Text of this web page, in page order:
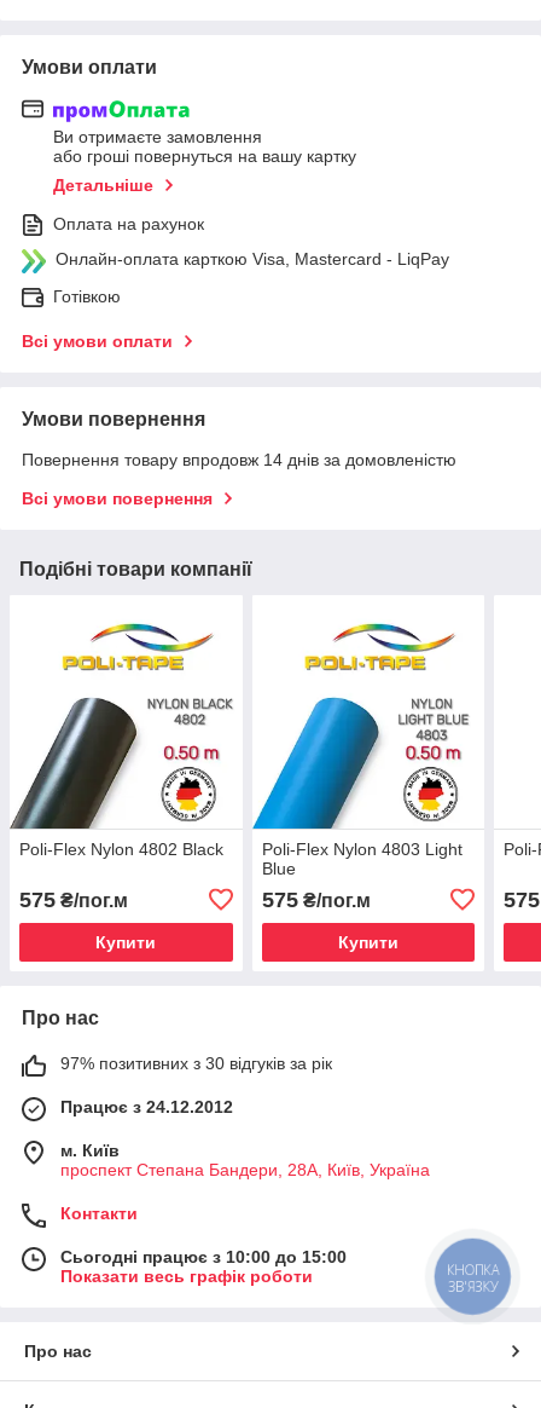
Умови оплати
Ви отримаєте замовлення
або гроші повернуться на вашу картку
Детальніше
Оплата на рахунок
Онлайн-оплата карткою Visa, Mastercard - LiqPay
Готівкою
Всі умови оплати
Умови повернення
Повернення товару впродовж 14 днів за домовленістю
Всі умови повернення
Подібні товари компанії
Poli-Flex Nylon 4802 Black
575 ₴/пог.м
Купити
Poli-Flex Nylon 4803 Light
Blue
575₴/пог.м
Купити
575
Про нас
97% позитивних з 30 відгуків за рік
Працює з 24.12.2012
м. Київ
проспект Степана Бандери, 28А, Київ, Україна
Контакти
Сьогодні працює з 10:00 до 15:00
Показати весь графік роботи
Про нас
КНОПКА
ЗВ'ЯЗКУ